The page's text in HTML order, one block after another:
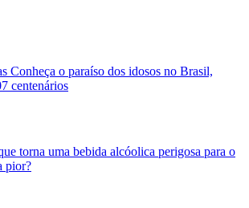
Conheça o paraíso dos idosos no Brasil,
centenários
torna uma bebida alcóolica perigosa para o
pior?